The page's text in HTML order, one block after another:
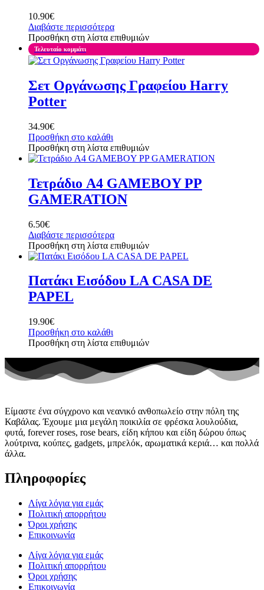
10.90€
Διαβάστε περισσότερα
Προσθήκη στη λίστα επιθυμιών
Τελευταίο κομμάτι
Σετ Οργάνωσης Γραφείου Harry
Potter
34.90€
Προσθήκη στο καλάθι
Προσθήκη στη λίστα επιθυμιών
Τετράδιο A4 GAMEBOY PP
GAMERATION
6.50€
Διαβάστε περισσότερα
Προσθήκη στη λίστα επιθυμιών
Πατάκι Εισόδου LA CASA DE
PAPEL
19.90€
Προσθήκη στο καλάθι
Προσθήκη στη λίστα επιθυμιών
Είμαστε ένα σύγχρονο και νεανικό ανθοπωλείο στην πόλη της
Καβάλας. Έχουμε μια μεγάλη ποικιλία σε φρέσκα λουλούδια,
φυτά, forever roses, rose bears, είδη κήπου και είδη δώρου όπως
λούτρινα, κούπες, gadgets, μπρελόκ, αρωματικά κεριά… και πολλά
άλλα.
Πληροφορίες
Λίγα λόγια για εμάς
Πολιτική απορρήτου
Όροι χρήσης
Επικοινωνία
Λίγα λόγια για εμάς
Πολιτική απορρήτου
Όροι χρήσης
Επικοινωνία